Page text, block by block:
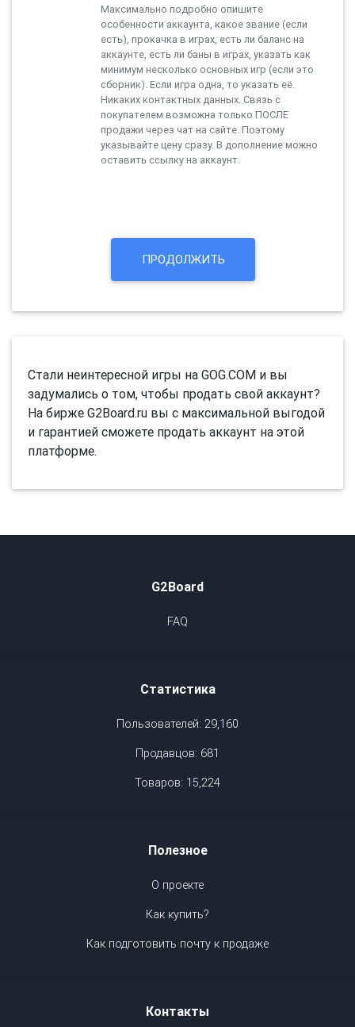
Максимально подробно опишите
особенности аккаунта, какое звание (если
есть), прокачка в играх, есть ли баланс на
аккаунте, есть ли баны в играх, указать как
минимум несколько основных игр (если это
сборник). Если игра одна, то указать её.
Никаких контактных данных. Связь с
покупателем возможна только ПОСЛЕ
продажи через чат на сайте. Поэтому
указывайте цену сразу. В дополнение можно
оставить ссылку на аккаунт.
Стали неинтересной игры на GOG.COM и вы
задумались о том, чтобы продать свой аккаунт?
На бирже G2Board.ru вы с максимальной выгодой
и гарантией сможете продать аккаунт на этой
платформе.
G2Board
FAQ
Статистика
Пользователей: 29,160
Продавцов: 681
Товаров: 15,224
Полезное
О проекте
Как купить?
Как подготовить почту к продаже
Контакты